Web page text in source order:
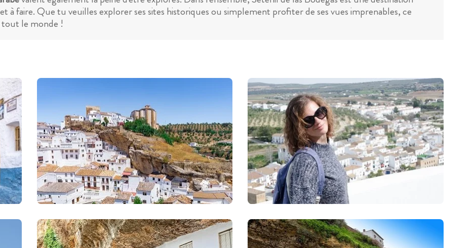
à faire. Que tu veuilles explorer ses sites historiques ou simplement profiter de ses vues imprenables, ce
tout le monde !